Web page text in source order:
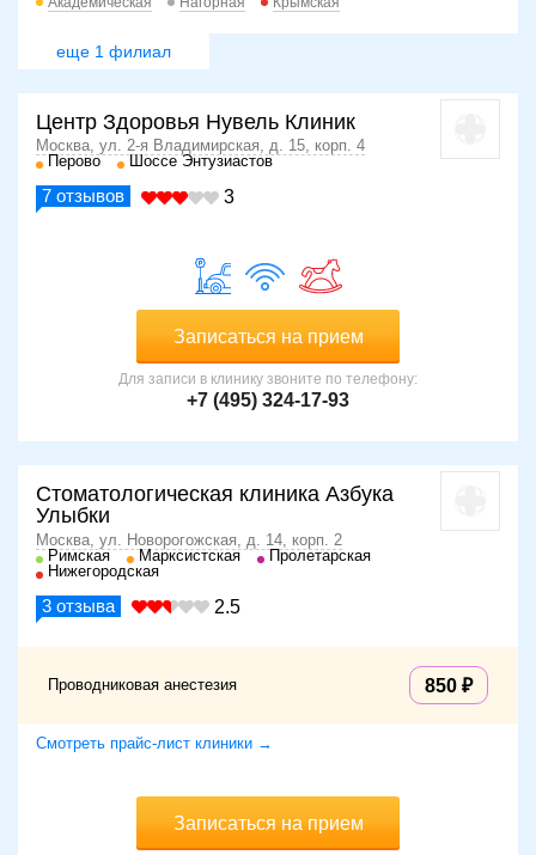
еще 1 филиал
Центр Здоровья Нувель Клиник
Москва, ул. 2-я Владимирская, д. 15, корп. 4
Перово
Шоссе Энтузиастов
7 отзывов 3
Записаться на прием
Для записи в клинику звоните по телефону:
+7 (495) 324-17-93
Стоматологическая клиника Азбука
Улыбки
Москва, ул. Новорогожская, д. 14, корп. 2
Римская
Марксистская
Пролетарская
Нижегородская
3 отзыва 2.5
Проводниковая анестезия 850
Смотреть прайс-лист клиники →
Записаться на прием